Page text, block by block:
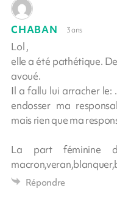
CHABAN 3 ans
Lol ,
elle a été pathétique.
avoué.
Il a fallu lui arracher le:
endosser ma
mais rien que ma
La part féminine
Répondre